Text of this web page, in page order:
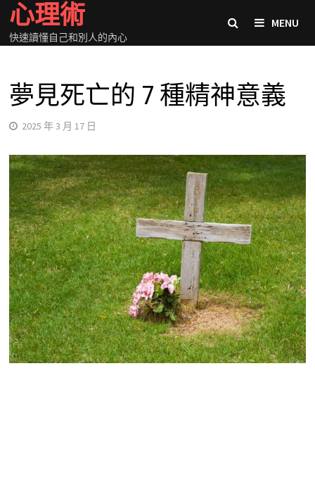
Skip
content
心理術
快速讀懂自己和別人的內心
MENU
夢見死亡的 7 種精神意義
2025 年 3 月 17 日